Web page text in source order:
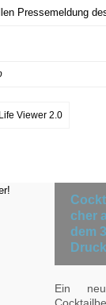
Pressemeldung
Viewer 2.0
cher
dem
Ein